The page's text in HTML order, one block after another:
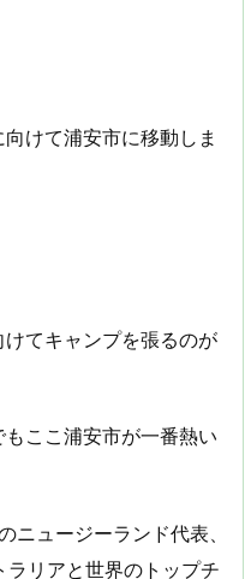
けて浦安市に移動しま
てキャンプを張るのが
ここ浦安市が一番熱い
ニュージーランド代表、
リアと世界のトップチ